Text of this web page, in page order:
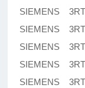
SIEMENS
SIEMENS
SIEMENS
SIEMENS
SIEMENS